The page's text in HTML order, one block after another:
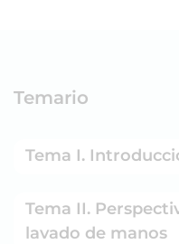
Temario
Tema I.
Tema II.
lavado de manos